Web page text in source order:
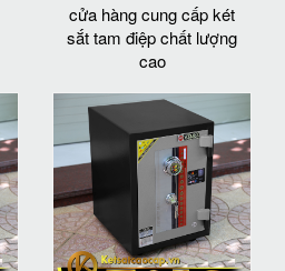
cửa hàng cung cấp két
sắt tam điệp chất lượng
cao